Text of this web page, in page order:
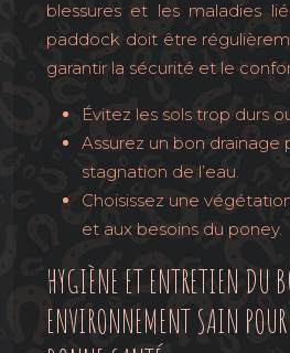
blessures et les maladies
paddock doit être
garantir la sécurité et le
Évitez les sols trop durs
Assurez un bon drainage
stagnation de l’eau.
Choisissez une
et aux besoins du poney.
HYGIÈNE ET ENTRETIEN DU
ENVIRONNEMENT SAIN